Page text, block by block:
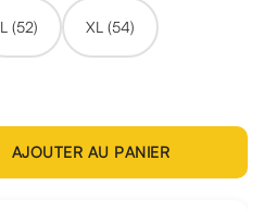
L (52) XL (54)
AJOUTER AU PANIER